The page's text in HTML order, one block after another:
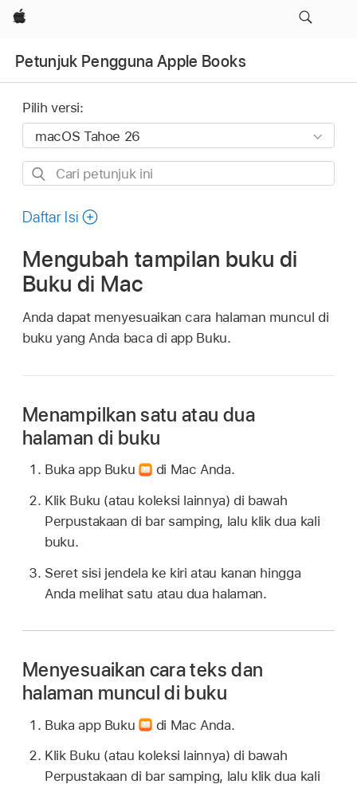
Apple
Petunjuk Pengguna Apple Books
Pilih versi:
Cari
ini
Daftar Isi
Mengubah tampilan buku di
Buku di Mac
Anda dapat menyesuaikan cara halaman muncul di
buku yang Anda baca di app Buku.
Menampilkan satu atau dua
halaman di buku
Buka app Buku
di Mac Anda.
Klik Buku (atau koleksi lainnya) di bawah
Perpustakaan di bar samping, lalu klik dua kali
buku.
Seret sisi jendela ke kiri atau kanan hingga
Anda melihat satu atau dua halaman.
Menyesuaikan cara teks dan
halaman muncul di buku
Buka app Buku
di Mac Anda.
Klik Buku (atau koleksi lainnya) di bawah
Perpustakaan di bar samping, lalu klik dua kali